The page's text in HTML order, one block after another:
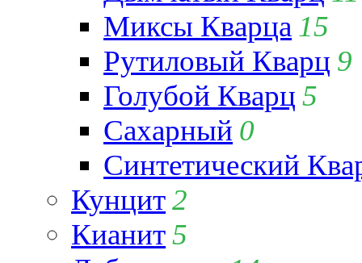
Миксы Кварца 15
Рутиловый Кварц 9
Голубой Кварц 5
Сахарный 0
Синтетический
Кунцит2
Кианит5